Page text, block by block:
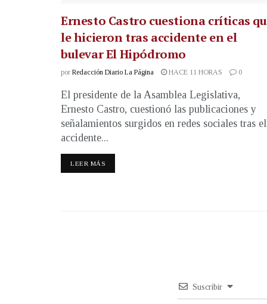
Ernesto Castro cuestiona críticas
le hicieron tras accidente en el
bulevar El Hipódromo
por Redacción Diario La Página HACE 11 HORAS 0
El presidente de la Asamblea Legislativa,
Ernesto Castro, cuestionó las publicaciones y
señalamientos surgidos en redes sociales tras el
accidente...
LEER MÁS
Suscribir